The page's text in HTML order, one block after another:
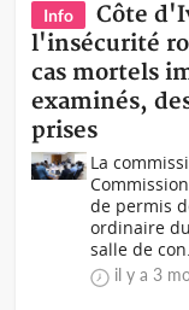
Info
Côte
l'insécurité
cas mortels
examinés,
prises
La
de permis
ordinaire
salle de
il y a 3